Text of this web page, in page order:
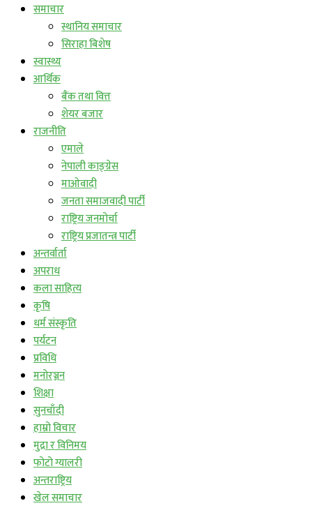
समाचार
स्थानिय समाचार
सिराहा बिशेष
स्वास्थ्य
आर्थिक
बैंक तथा वित्त
शेयर बजार
राजनीति
एमाले
नेपाली काङ्ग्रेस
माओवादी
जनता समाजवादी पार्टी
राष्ट्रिय जनमोर्चा
राष्ट्रिय प्रजातन्त्र पार्टी
अन्तर्वार्ता
अपराध
कला साहित्य
कृषि
धर्म संस्कृति
पर्यटन
प्रविधि
मनोरञ्जन
शिक्षा
सुनचाँदी
हाम्रो विचार
मुद्रा र विनिमय
फोटो ग्यालरी
अन्तराष्ट्रिय
खेल समाचार